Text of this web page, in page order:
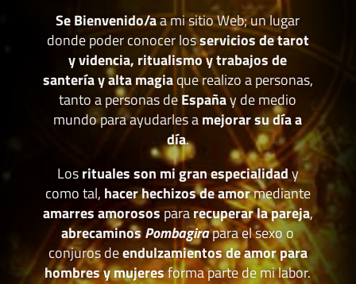
Se Bienvenido/aa mi sitio Web; un lugar
donde poder conocer losservicios de tarot
y videncia, ritualismo y trabajos de
santería y alta magiaque realizo a personas,
tanto a personas deEspañay de medio
mundo para ayudarles amejorar su día a
día.
Losrituales son mi gran especialidady
como tal, hacer hechizos de amormediante
amarres amorosospararecuperar la pareja,
abrecaminosPombagirapara el sexo o
conjuros deendulzamientos de amor para
hombres y mujeresforma parte de mi labor.